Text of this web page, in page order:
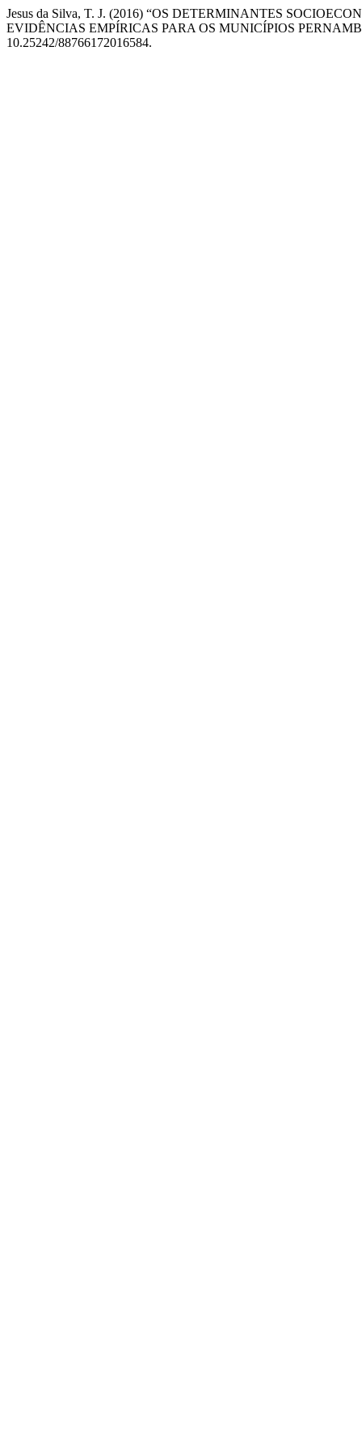
Jesus da Silva, T. J. (2016) “OS DETERMINANTES
EVIDÊNCIAS EMPÍRICAS PARA OS MUNICÍPIOS
10.25242/88766172016584.